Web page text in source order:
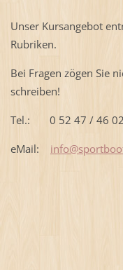
Unser Kursangebot
Rubriken.
Bei Fragen zögen Sie
schreiben!
Tel.: 0 52 47 / 46 02
eMail: